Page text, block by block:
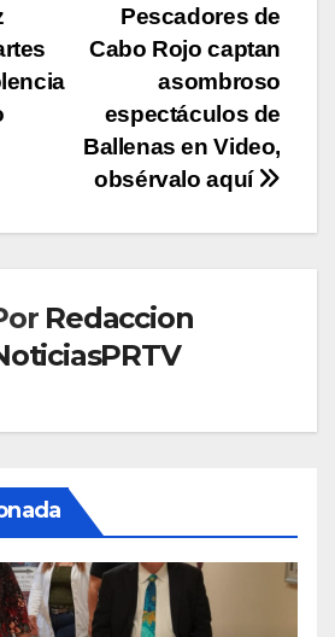
Pescadores de
Cabo Rojo captan
asombroso
espectáculos de
Ballenas en Video,
obsérvalo aquí
Redaccion